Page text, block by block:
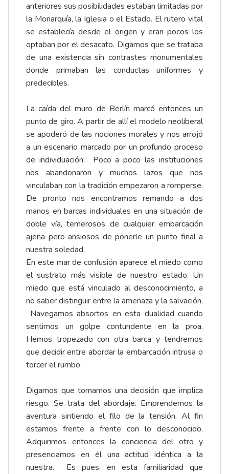
anteriores sus posibilidades estaban limitadas por
la Monarquía, la Iglesia o el Estado. El rutero vital
se establecía desde el origen y eran pocos los
optaban por el desacato. Digamos que se trataba
de una existencia sin contrastes monumentales
donde primaban las conductas uniformes y
predecibles.
La caída del muro de Berlín marcó entonces un
punto de giro. A partir de allí el modelo neoliberal
se apoderó de las nociones morales y nos arrojó
a un escenario marcado por un profundo proceso
de individuación. Poco a poco las instituciones
nos abandonaron y muchos lazos que nos
vinculaban con la tradición empezaron a romperse.
De pronto nos encontramos remando a dos
manos en barcas individuales en una situación de
doble vía, temerosos de cualquier embarcación
ajena pero ansiosos de ponerle un punto final a
nuestra soledad.
En este mar de confusión aparece el miedo como
el sustrato más visible de nuestro estado. Un
miedo que está vinculado al desconocimiento, a
no saber distinguir entre la amenaza y la salvación.
Navegamos absortos en esta dualidad cuando
sentimos un golpe contundente en la proa.
Hemos tropezado con otra barca y tendremos
que decidir entre abordar la embarcación intrusa o
torcer el rumbo.
Digamos que tomamos una decisión que implica
riesgo. Se trata del abordaje. Emprendemos la
aventura sintiendo el filo de la tensión. Al fin
estamos frente a frente con lo desconocido.
Adquirimos entonces la conciencia del otro y
presenciamos en él una actitud idéntica a la
nuestra. Es pues, en esta familiaridad que